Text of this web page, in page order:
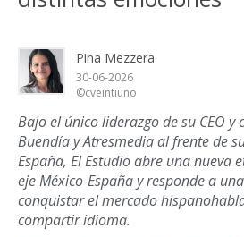
Pina Mezzera
30-06-2026
©cveintiuno
Bajo el único liderazgo de su CEO y
Buendía y Atresmedia al frente de
España, El Estudio abre una nueva
eje México-España y responde a
conquistar el mercado
compartir idioma.